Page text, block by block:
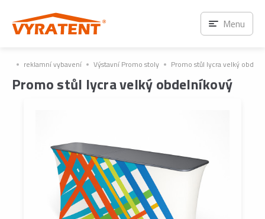
reklamní vybavení Výstavní Promo stoly Promo stůl lycra velký
Promo stůl lycra velký obdelníkový
Menu